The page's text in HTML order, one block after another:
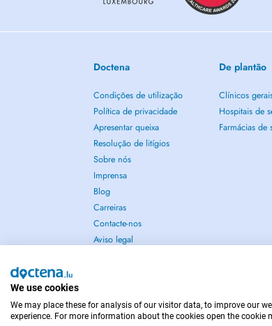
Doctena
Condições de utilização
Política de privacidade
Apresentar queixa
Resolução de litígios
Sobre nós
Imprensa
Blog
Carreiras
Contacte-nos
Aviso legal
De plantão
Clínicos
Hospitais de
Farmácias de
EM CASO DE EMERGÊNCIA,
We use cookies
We may place these for analysis of our visitor data, to improve our
experience. For more information about the cookies open the cookie